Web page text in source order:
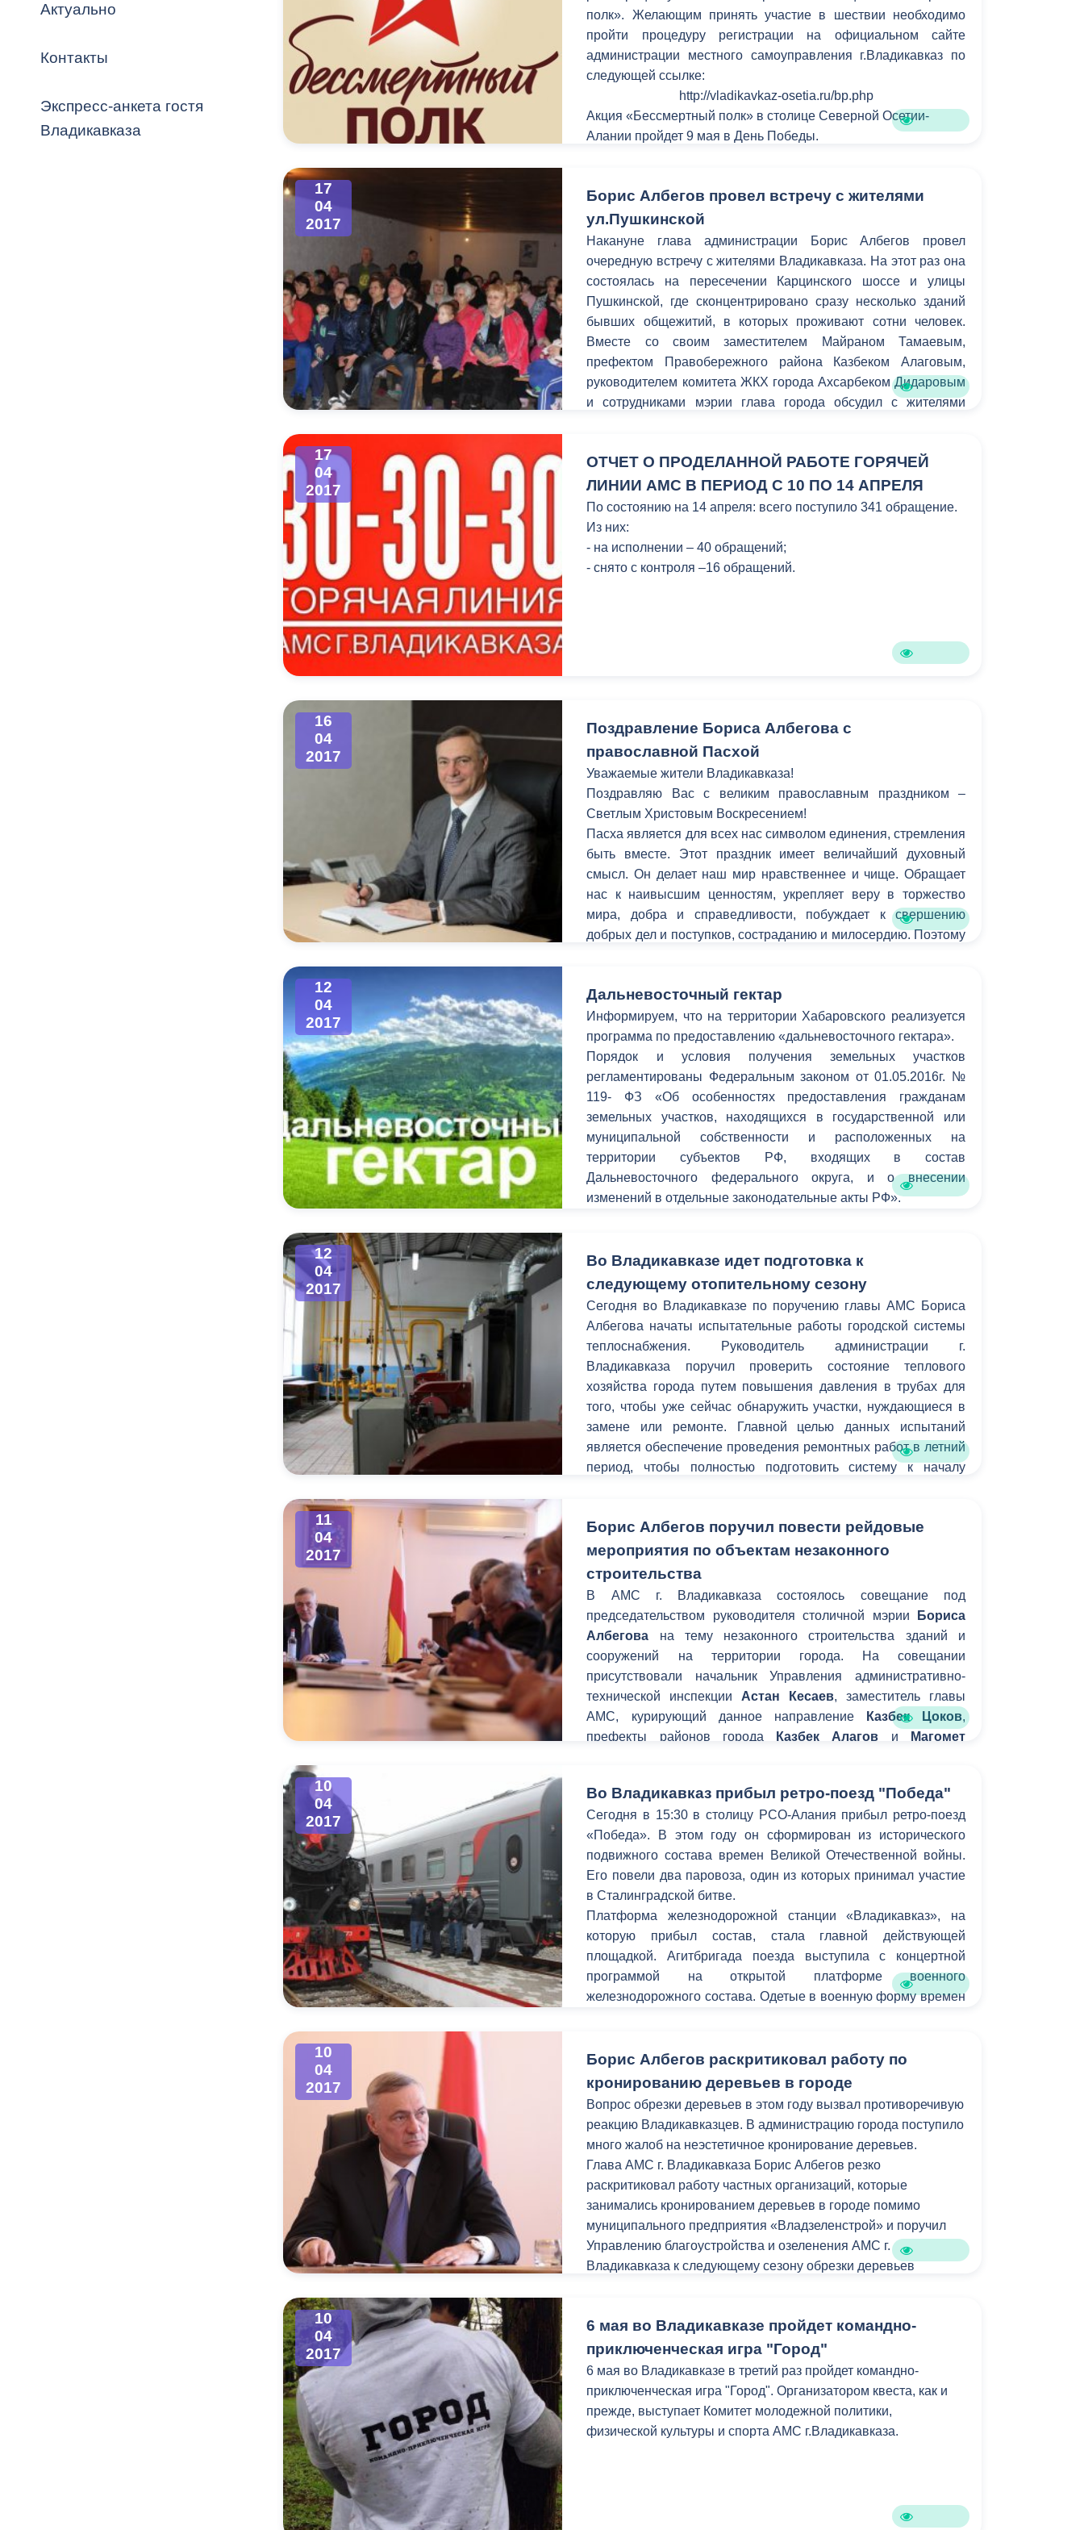
Распоряжения, постановления Кадровая политика Противодействие коррупции
ОРВ и экспертиза НПА Контактная информация Градостроительная деятельность
Оценка деятельности органов
местного самоуправления
Списки граждан, состоящих на
учете в качестве нуждающихся в
улучшении жилищных условий по
Формирование комфортной
городской среды
Открытые данные
Общественное обсуждение
документов стратегического
планирования
чрезвычайных ситуациях
Незаконное строительство
Информация о результатах
проверок
Порядок обжалования решений и
действий органов местного
самоуправления
Бесплатная юридическая помощь
Муниципальный контроль Выборы 2026
Актуально
Контакты
Экспресс-анкета гостя
Владикавказа
полк». Желающим принять участие в шествии необходимо
пройти процедуру регистрации на официальном сайте
администрации местного самоуправления г.Владикавказ по
следующей ссылке:
http://vladikavkaz-osetia.ru/bp.php
Акция «Бессмертный полк» в столице Северной Осетии-
Алании пройдет 9 мая в День Победы.
17
04
2017
Борис Албегов провел встречу с жителями
ул.Пушкинской
Накануне глава администрации Борис Албегов провел
очередную встречу с жителями Владикавказа. На этот раз она
состоялась на пересечении Карцинского шоссе и улицы
Пушкинской, где сконцентрировано сразу несколько зданий
бывших общежитий, в которых проживают сотни человек.
Вместе со своим заместителем Майраном Тамаевым,
префектом Правобережного района Казбеком Алаговым,
руководителем комитета ЖКХ города Ахсарбеком Дидаровым
и сотрудниками мэрии глава города обсудил с жителями
17
04
2017
ОТЧЕТ О ПРОДЕЛАННОЙ РАБОТЕ ГОРЯЧЕЙ
ЛИНИИ АМС В ПЕРИОД С 10 ПО 14 АПРЕЛЯ
По состоянию на 14 апреля: всего поступило 341 обращение.
Из них:
- на исполнении – 40 обращений;
- снято с контроля –16 обращений.
16
04
2017
Поздравление Бориса Албегова с
православной Пасхой
Уважаемые жители Владикавказа!
Поздравляю Вас с великим православным праздником –
Светлым Христовым Воскресением!
Пасха является для всех нас символом единения, стремления
быть вместе. Этот праздник имеет величайший духовный
смысл. Он делает наш мир нравственнее и чище. Обращает
нас к наивысшим ценностям, укрепляет веру в торжество
мира, добра и справедливости, побуждает к свершению
добрых дел и поступков, состраданию и милосердию. Поэтому
12
04
2017
Дальневосточный гектар
Информируем, что на территории Хабаровского реализуется
программа по предоставлению «дальневосточного гектара».
Порядок и условия получения земельных участков
регламентированы Федеральным законом от 01.05.2016г. №
119- ФЗ «Об особенностях предоставления гражданам
земельных участков, находящихся в государственной или
муниципальной собственности и расположенных на
территории субъектов РФ, входящих в состав
Дальневосточного федерального округа, и о внесении
изменений в отдельные законодательные акты РФ».
12
04
2017
Во Владикавказе идет подготовка к
следующему отопительному сезону
Сегодня во Владикавказе по поручению главы АМС Бориса
Албегова начаты испытательные работы городской системы
теплоснабжения. Руководитель администрации г.
Владикавказа поручил проверить состояние теплового
хозяйства города путем повышения давления в трубах для
того, чтобы уже сейчас обнаружить участки, нуждающиеся в
замене или ремонте. Главной целью данных испытаний
является обеспечение проведения ремонтных работ в летний
период, чтобы полностью подготовить систему к началу
11
04
2017
Борис Албегов поручил повести рейдовые
мероприятия по объектам незаконного
строительства
В АМС г. Владикавказа состоялось совещание под
председательством руководителя столичной мэрии
Бориса
Албегова на тему незаконного строительства зданий и
сооружений на территории города. На совещании
присутствовали начальник Управления административно-
технической инспекции Астан Кесаев, заместитель главы
АМС, курирующий данное направление
Казбек Цоков,
префекты районов города
Казбек Алагов и
Магомет
10
04
2017
Во Владикавказ прибыл ретро-поезд "Победа"
Сегодня в 15:30 в столицу РСО-Алания прибыл ретро-поезд
«Победа». В этом году он сформирован из исторического
подвижного состава времен Великой Отечественной войны.
Его повели два паровоза, один из которых принимал участие
в Сталинградской битве.
Платформа железнодорожной станции «Владикавказ», на
которую прибыл состав, стала главной действующей
площадкой. Агитбригада поезда выступила с концертной
программой на открытой платформе военного
железнодорожного состава. Одетые в военную форму времен
Победе советского народа в Великой Отечественной войне.
Всех пришедших на станцию ветеранов ВОВ, гостей угощали
полевой кухней под песни военных лет.
10
04
2017
Борис Албегов раскритиковал работу по
кронированию деревьев в городе
Вопрос обрезки деревьев в этом году вызвал противоречивую
реакцию Владикавказцев. В администрацию города поступило
много жалоб на неэстетичное кронирование деревьев.
Глава АМС г. Владикавказа Борис Албегов резко
раскритиковал работу частных организаций, которые
занимались кронированием деревьев в городе помимо
муниципального предприятия «Владзеленстрой» и поручил
Управлению благоустройства и озеленения АМС г.
Владикавказа к следующему сезону обрезки деревьев
проводимых санитарных мероприятий.
10
04
2017
6 мая во Владикавказе пройдет командно-
приключенческая игра "Город"
6 мая во Владикавказе в третий раз пройдет командно-
приключенческая игра "Город". Организатором квеста, как и
прежде, выступает Комитет молодежной политики,
физической культуры и спорта АМС г.Владикавказа.